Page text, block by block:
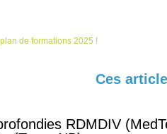
de formations 2025 !
Ces
RDMDIV